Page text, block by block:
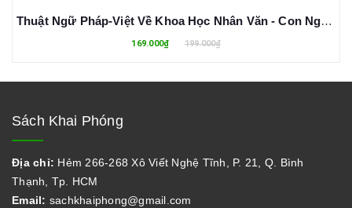
Thuật Ngữ Pháp-Việt Về Khoa Học Nhân Văn - Con Người Và Xã Hội
169.000₫ 199.000₫
Sách Khai Phóng
Địa chỉ: Hẻm 266-268 Xô Viết Nghệ Tĩnh, P. 21, Q. Bình
Thạnh, Tp. HCM
Email: sachkhaiphong@gmail.com